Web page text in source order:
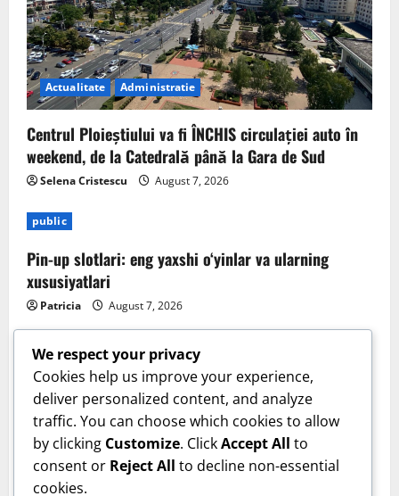
Actualitate Administratie
Centrul Ploieștiului va fi ÎNCHIS circulației auto în
weekend, de la Catedrală până la Gara de Sud
Selena Cristescu August 7, 2026
public
Pin-up slotlari: eng yaxshi o‘yinlar va ularning
xususiyatlari
Patricia August 7, 2026
We respect your privacy
Cookies help us improve your experience,
deliver personalized content, and analyze
traffic. You can choose which cookies to allow
by clicking Customize. ClickAccept All to
consent or Reject All to decline non-essential
cookies.